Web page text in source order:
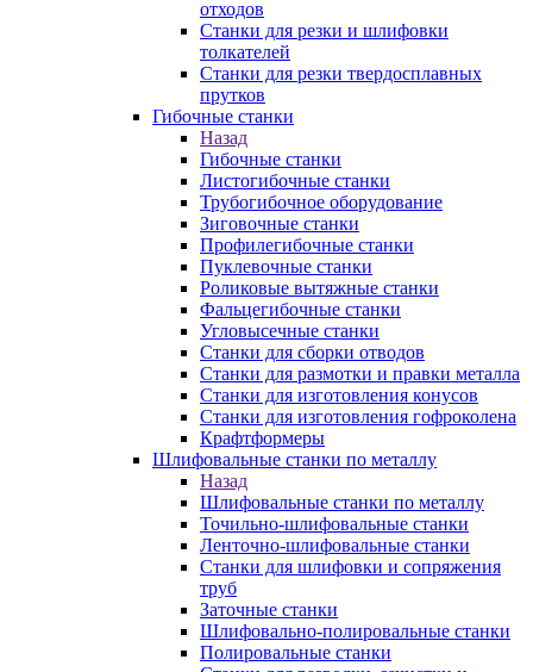
отходов
Станки для резки и шлифовки
толкателей
Станки для резки твердосплавных
прутков
Гибочные станки
Назад
Гибочные станки
Листогибочные станки
Трубогибочное оборудование
Зиговочные станки
Профилегибочные станки
Пуклевочные станки
Роликовые вытяжные станки
Фальцегибочные станки
Угловысечные станки
Станки для сборки отводов
Станки для размотки и правки металла
Станки для изготовления конусов
Станки для изготовления гофроколена
Крафтформеры
Шлифовальные станки по металлу
Назад
Шлифовальные станки по металлу
Точильно-шлифовальные станки
Ленточно-шлифовальные станки
Станки для шлифовки и сопряжения
труб
Заточные станки
Шлифовально-полировальные станки
Полировальные станки